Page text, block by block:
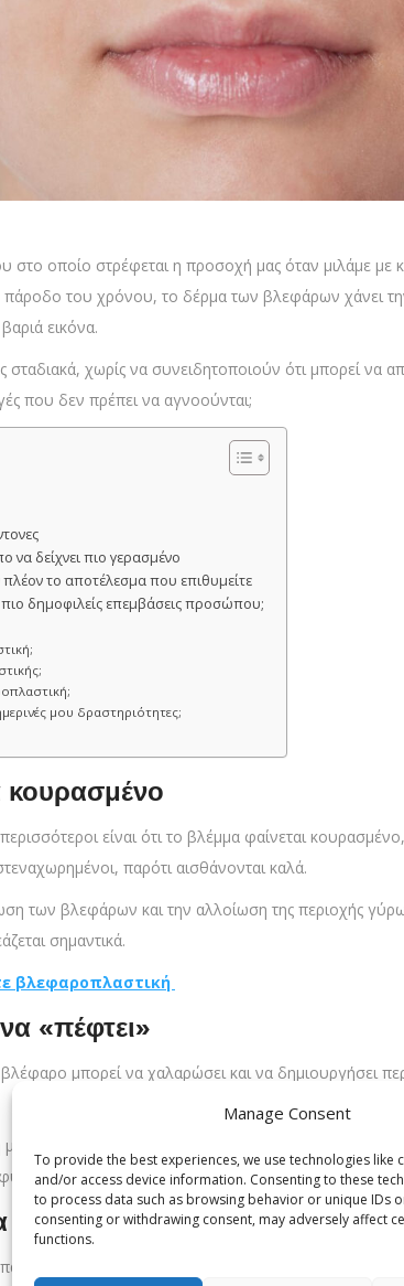
Manage Consent
To provide the best experiences, we use technologies like
and/or access device information. Consenting to these
to process data such as browsing behavior or unique IDs
consenting or withdrawing consent, may adversely affect
functions.
οποίο στρέφεται η προσοχή μας όταν μιλάμε με
του χρόνου, το δέρμα των βλεφάρων χάνει
εικόνα.
χωρίς να συνειδητοποιούν ότι μπορεί να
που δεν πρέπει να αγνοούνται;
δείχνει πιο γερασμένο
το αποτέλεσμα που επιθυμείτε
δημοφιλείς επεμβάσεις προσώπου;
μου δραστηριότητες;
κουρασμένο
είναι ότι το βλέμμα φαίνεται
παρότι αισθάνονται καλά.
των βλεφάρων και την αλλοίωση της περιοχής
σημαντικά.
βλεφαροπλαστική
«πέφτει»
μπορεί να χαλαρώσει και να δημιουργήσει
να επηρεάζει ακόμη και το οπτικό πεδίο,
γραμμή του βλεφάρου και να επαναφέρει ένα
γίνονται πιο έντονες
στην έλλειψη ύπνου. Συχνά αποτελούν